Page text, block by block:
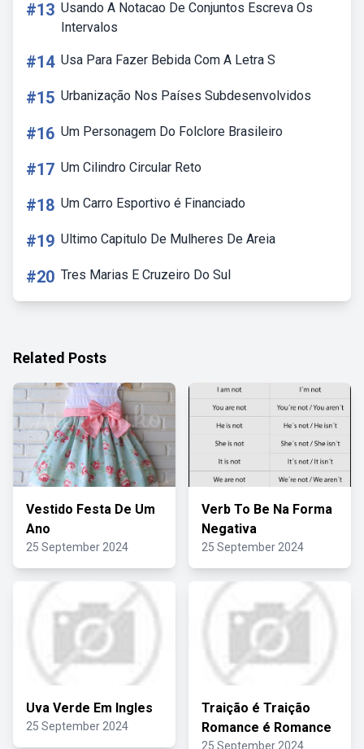
#13 Usando A Notacao De Conjuntos Escreva Os
Intervalos
#14 Usa Para Fazer Bebida Com A Letra S
#15 Urbanização Nos Países Subdesenvolvidos
#16 Um Personagem Do Folclore Brasileiro
#17 Um Cilindro Circular Reto
#18 Um Carro Esportivo é Financiado
#19 Ultimo Capitulo De Mulheres De Areia
#20 Tres Marias E Cruzeiro Do Sul
Related Posts
Vestido Festa De Um
Ano
25 September 2024
Verb To Be Na Forma
Negativa
25 September 2024
Uva Verde Em Ingles
25 September 2024
Traição é Traição
Romance é Romance
25 September 2024